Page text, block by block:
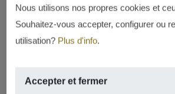
Nous utilisons nos propres cookies et
Souhaitez-vous accepter, configurer ou
utilisation? Plus d'info.
Accepter et fermer
PORT, JÁVEA/XÀBIA
220m2, 4 rooms, 3 salles de